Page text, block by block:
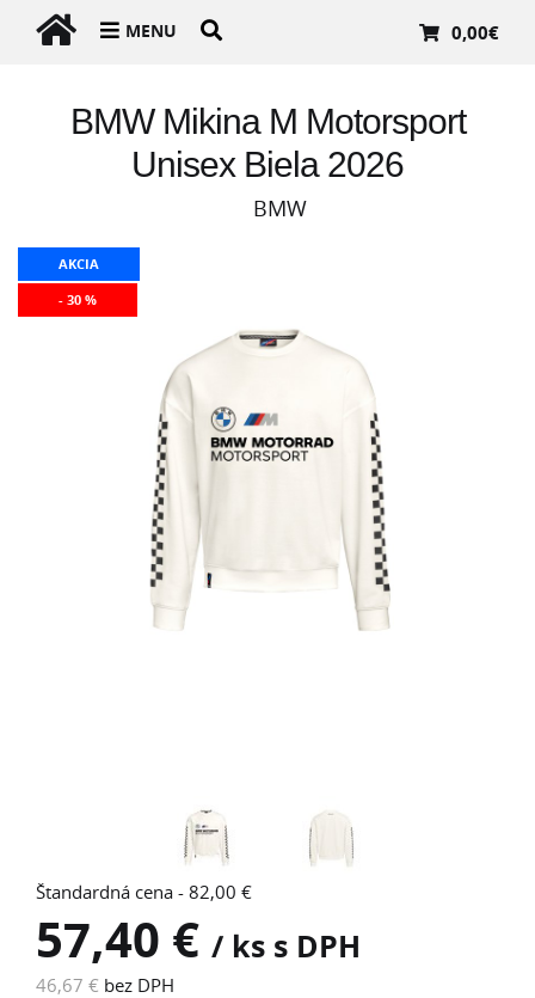
MENU 0,00€
BMW Mikina M Motorsport
Unisex Biela 2026
BMW
AKCIA
- 30 %
Štandardná cena - 82,00 €
57,40 € / ks s DPH
46,67 € bez DPH